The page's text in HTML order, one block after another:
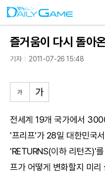
즐거움이 다시 돌아
기자 2011-07-26 15:48
전세계 19개 국가에서
'프리프'가 28일 대한민국
'RETURNS(이하 리턴즈)'
프가 어떻게 변화할지 미리